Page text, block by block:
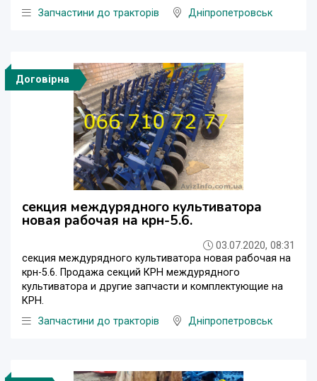
Запчастини до тракторів
Дніпропетровськ
Договірна
секция междурядного культиватора
новая рабочая на крн-5.6.
03.07.2020, 08:31
секция междурядного культиватора новая рабочая на
крн-5.6. Продажа секций КРН междурядного
культиватора и другие запчасти и комплектующие на
КРН.
Запчастини до тракторів
Дніпропетровськ